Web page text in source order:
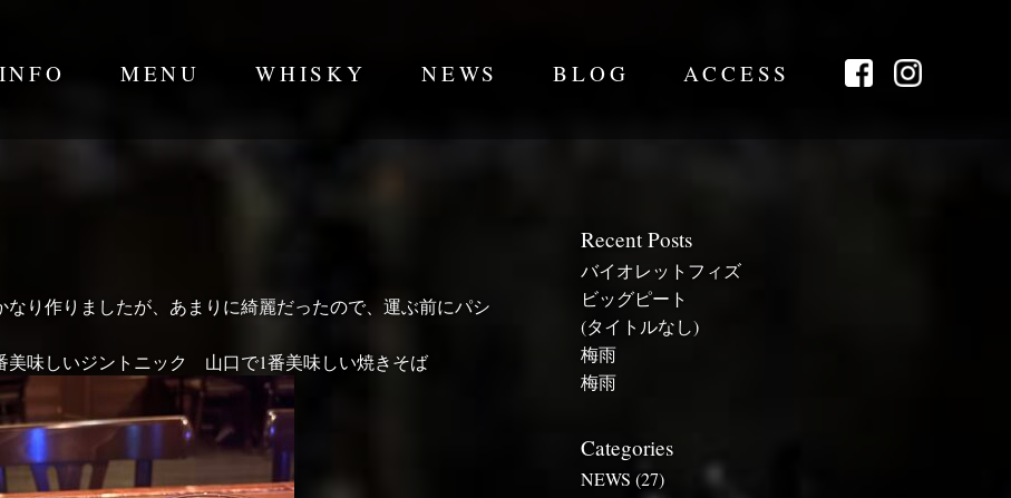
INFO MENU WHISKY NEWS BLOG ACCESS
り作りましたが、あまりに綺麗だったので、運ぶ前にパシ
味しいジントニック 山口で1番美味しい焼きそば
Recent Posts
バイオレットフィズ
ビッグピート
(タイトルなし)
梅雨
梅雨
Categories
NEWS (27)